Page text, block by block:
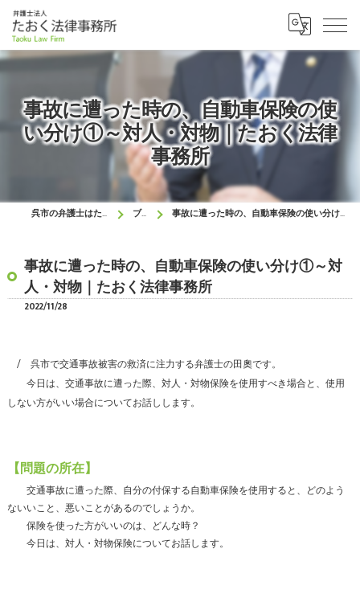
事故に遭った時の、自動車保険の使
い分け①～対人・対物｜たおく法律
事務所
呉市の弁護士はたおく法律事務所 ブログ 事故に遭った時の、自動車保険の使い分け①～対人・対物｜たおく法律事務所
事故に遭った時の、自動車保険の使い分け①～対
人・対物｜たおく法律事務所
2022/11/28
呉市で交通事故被害の救済に注力する弁護士の田奧です。
今日は、交通事故に遭った際、対人・対物保険を使用すべき場合と、使用
しない方がいい場合についてお話しします。
【問題の所在】
交通事故に遭った際、自分の付保する自動車保険を使用すると、どのよう
ないいこと、悪いことがあるのでしょうか。
保険を使った方がいいのは、どんな時？
今日は、対人・対物保険についてお話します。